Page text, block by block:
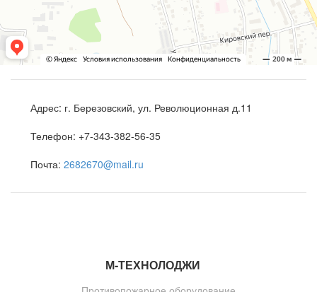
Адрес: г. Березовский, ул. Революционная д.11
Телефон: +7-343-382-56-35
Почта: 2682670@mail.ru
М-ТЕХНОЛОДЖИ